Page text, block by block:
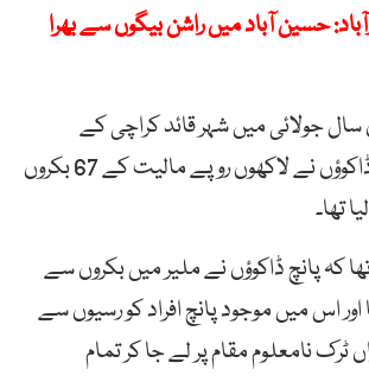
حسین آباد میں راشن بیگوں سے بھرا
جولائی میں شہر قائد کراچی کے
علاقے ملیر میں ڈاکوؤں نے لاکھوں روپے مالیت کے 67 بکروں
تھا۔
تھا کہ پانچ ڈاکوؤں نے ملیر میں بکروں سے
اس میں موجود پانچ افراد کو رسیوں سے
ٹرک نامعلوم مقام پر لے جا کر تمام